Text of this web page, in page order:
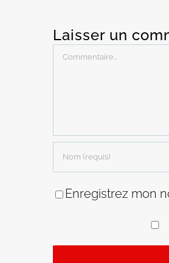
Laisser un
Commentaire
Enregistrez mon